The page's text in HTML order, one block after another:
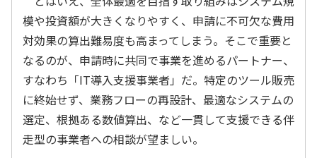
模や投資額が大きくなりやすく、申請に不可欠な費用
対効果の算出難易度も高まってしまう。そこで重要と
なるのが、申請時に共同で事業を進めるパートナー、
すなわち「IT導入支援事業者」だ。特定のツール販売
に終始せず、業務フローの再設計、最適なシステムの
選定、根拠ある数値算出、など一貫して支援できる伴
走型の事業者への相談が望ましい。